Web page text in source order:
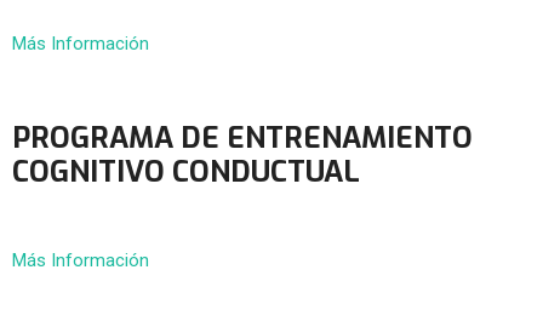
Más Información
PROGRAMA DE ENTRENAMIENTO
COGNITIVO CONDUCTUAL
Más Información